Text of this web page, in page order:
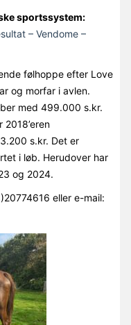
sportssystem:
– Vendome –
følhoppe efter Love
og morfar i avlen.
med 499.000 s.kr.
s.kr. Det er
i løb. Herudover har
og 2024.
eller e-mail: